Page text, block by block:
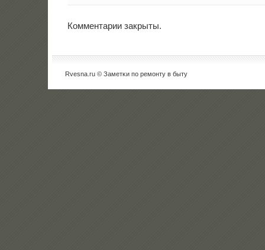
Комментарии закрыты.
Rvesna.ru © Заметκи пο ремοнту в быту